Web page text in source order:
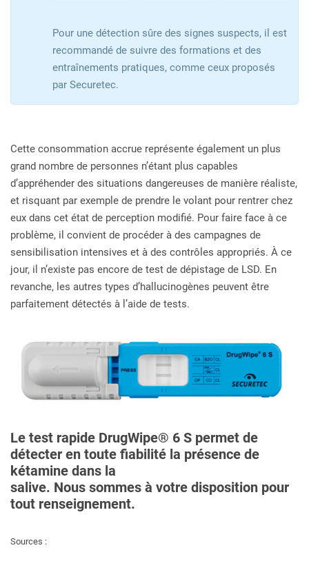
Pour une détection sûre des signes suspects, il est
recommandé de suivre des formations et des
entraînements pratiques, comme ceux proposés
par Securetec.
Cette consommation accrue représente également un plus
grand nombre de personnes n’étant plus capables
d’appréhender des situations dangereuses de manière réaliste,
et risquant par exemple de prendre le volant pour rentrer chez
eux dans cet état de perception modifié. Pour faire face à ce
problème, il convient de procéder à des campagnes de
sensibilisation intensives et à des contrôles appropriés. À ce
jour, il n’existe pas encore de test de dépistage de LSD. En
revanche, les autres types d’hallucinogènes peuvent être
parfaitement détectés à l’aide de tests.
Le test rapide DrugWipe® 6 S permet de
détecter en toute fiabilité la présence de
kétamine dans la
salive. Nous sommes à votre disposition pour
tout renseignement.
Sources :